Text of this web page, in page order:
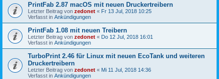
PrintFab 2.87 macOS mit neuen Druckertreibern
Letzter Beitrag von zedonet « Fr 13 Jul, 2018 10:25
Verfasst in Ankündigungen
PrintFab 1.08 mit neuen Treibern
Letzter Beitrag von zedonet « Do 12 Jul, 2018 16:01
Verfasst in Ankündigungen
TurboPrint 2.46 für Linux mit neuen EcoTank und weiteren
Druckertreibern
Letzter Beitrag von zedonet « Mi 11 Jul, 2018 14:36
Verfasst in Ankündigungen